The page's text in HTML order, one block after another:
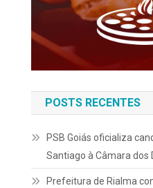
POSTS RECENTES
PSB Goiás oficializa
Santiago à Câmara dos
Prefeitura de Rialma